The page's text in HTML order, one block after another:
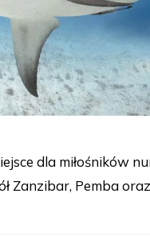
dla miłośników
Zanzibar, Pemba